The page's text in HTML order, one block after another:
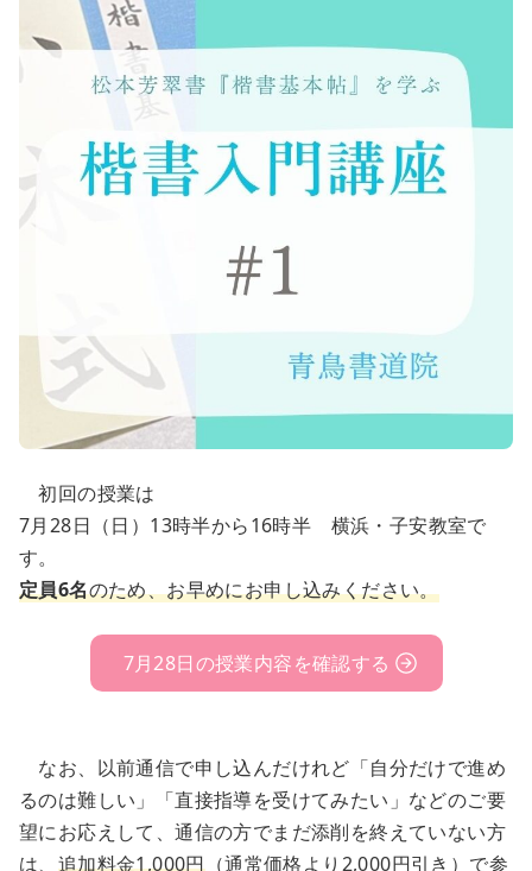
初回の授業は
7月28日（日）13時半から16時半 横浜・子安教室で
す。
定員6名のため、お早めにお申し込みください。
7月28日の授業内容を確認する
なお、以前通信で申し込んだけれど「自分だけで進め
るのは難しい」「直接指導を受けてみたい」などのご要
望にお応えして、通信の方でまだ添削を終えていない方
は、 追加料金1,000円（通常価格より2,000円引き）で参